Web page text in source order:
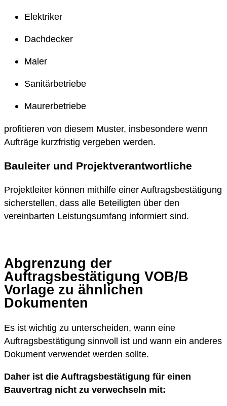
Elektriker
Dachdecker
Maler
Sanitärbetriebe
Maurerbetriebe
profitieren von diesem Muster, insbesondere wenn
Aufträge kurzfristig vergeben werden.
Bauleiter und Projektverantwortliche
Projektleiter können mithilfe einer Auftragsbestätigung
sicherstellen, dass alle Beteiligten über den
vereinbarten Leistungsumfang informiert sind.
Abgrenzung der
Auftragsbestätigung VOB/B
Vorlage zu ähnlichen
Dokumenten
Es ist wichtig zu unterscheiden, wann eine
Auftragsbestätigung sinnvoll ist und wann ein anderes
Dokument verwendet werden sollte.
Daher ist die Auftragsbestätigung für einen
Bauvertrag nicht zu verwechseln mit: